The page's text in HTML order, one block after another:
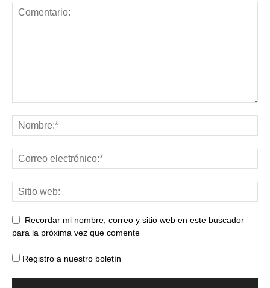
Recordar mi nombre, correo y sitio web en este buscador
para la próxima vez que comente
Registro a nuestro boletín